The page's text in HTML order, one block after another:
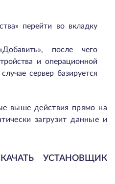
перейти во вкладку
после чего
и операционной
сервер базируется
выше действия прямо на
загрузит данные и
УСТАНОВЩИК